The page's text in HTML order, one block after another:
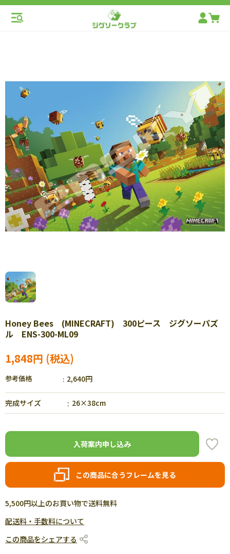
Honey Bees (MINECRAFT) 300ピース ジグソーパズ
ル ENS-300-ML09
1,848円
参考価格 2,640円
完成サイズ 26×38cm
入荷案内申し込み
この商品に合うフレームを見る
5,500円以上のお買い物で送料無料
配送料・手数料について
この商品をシェアする